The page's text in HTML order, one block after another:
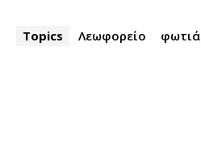
Topics Λεωφορείο φωτιά